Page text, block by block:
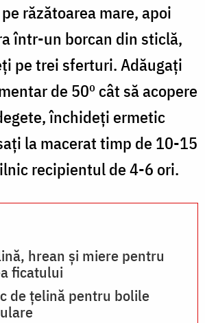
răzătoarea mare, apoi
într-un borcan din sticlă,
pe trei sferturi. Adăugați
de 50º cât să acopere
închideți ermetic
la macerat timp de 10-15
recipientul de 4-6 ori.
hrean și miere pentru
ficatului
de țelină pentru bolile